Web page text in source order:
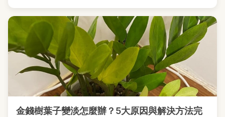
金錢樹葉子變淡怎麼辦？5大原因與解決方法完